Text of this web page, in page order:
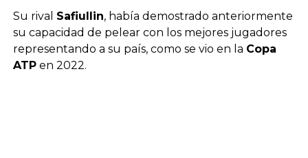
Su rival Safiullin, había demostrado anteriormente
su capacidad de pelear con los mejores jugadores
representando a su país, como se vio en la Copa
ATPen 2022.